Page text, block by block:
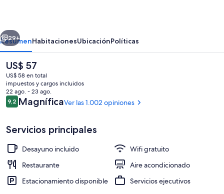
Exterior
Siguiente
29+
ResumenHabitacionesUbicaciónPolíticas
El
precio
actual
es
de
US$ 57
US$ 57
US$ 58 en total
impuestos y cargos incluidos
22 ago. - 23 ago.
Opiniones
9,29,2 de 10
MagníficaVer las 1.002 opiniones
Servicios principales
Desayuno incluido
Wifi gratuito
Restaurante
Aire acondicionado
Estacionamiento disponible
Servicios ejecutivos